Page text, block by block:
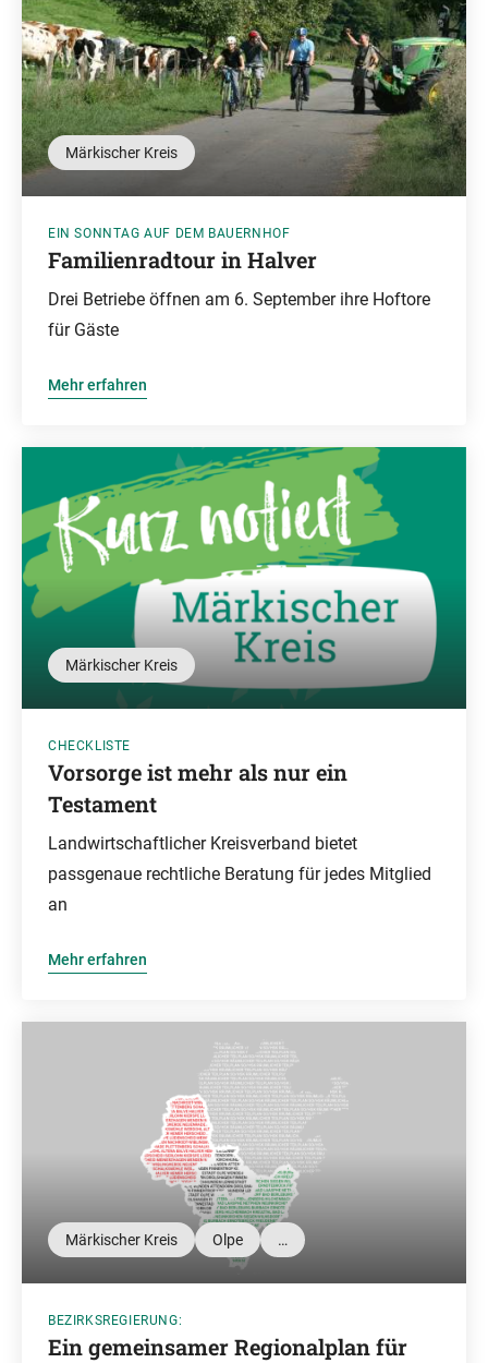
Märkischer Kreis
EIN SONNTAG AUF DEM BAUERNHOF
Familienradtour in Halver
Drei Betriebe öffnen am 6. September ihre Hoftore
für Gäste
Mehr erfahren
Märkischer Kreis
CHECKLISTE
Vorsorge ist mehr als nur ein
Testament
Landwirtschaftlicher Kreisverband bietet
passgenaue rechtliche Beratung für jedes Mitglied
an
Mehr erfahren
Märkischer Kreis Olpe …
BEZIRKSREGIERUNG:
Ein gemeinsamer Regionalplan für